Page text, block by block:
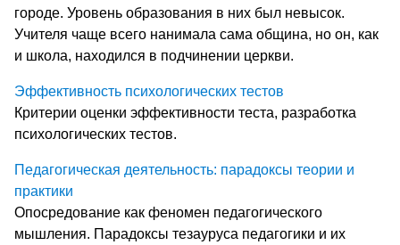
городе. Уровень образования в них был невысок.
Учителя чаще всего нанимала сама община, но он, как
и школа, находился в подчинении церкви.
Эффективность психологических тестов
Критерии оценки эффективности теста, разработка
психологических тестов.
Педагогическая деятельность: парадоксы теории и
практики
Опосредование как феномен педагогического
мышления. Парадоксы тезауруса педагогики и их